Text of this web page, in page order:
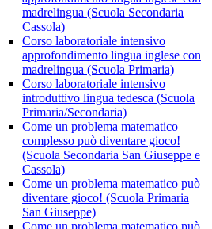
madrelingua (Scuola Secondaria
Cassola)
Corso laboratoriale intensivo
approfondimento lingua inglese con
madrelingua (Scuola Primaria)
Corso laboratoriale intensivo
introduttivo lingua tedesca (Scuola
Primaria/Secondaria)
Come un problema matematico
complesso può diventare gioco!
(Scuola Secondaria San Giuseppe e
Cassola)
Come un problema matematico può
diventare gioco! (Scuola Primaria
San Giuseppe)